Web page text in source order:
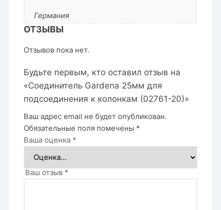
Германия
ОТЗЫВЫ
Отзывов пока нет.
Будьте первым, кто оставил отзыв на
«Соединитель Gardena 25мм для
подсоединения к колонкам (02761-20)»
Ваш адрес email не будет опубликован.
Обязательные поля помечены *
Ваша оценка *
Ваш отзыв *